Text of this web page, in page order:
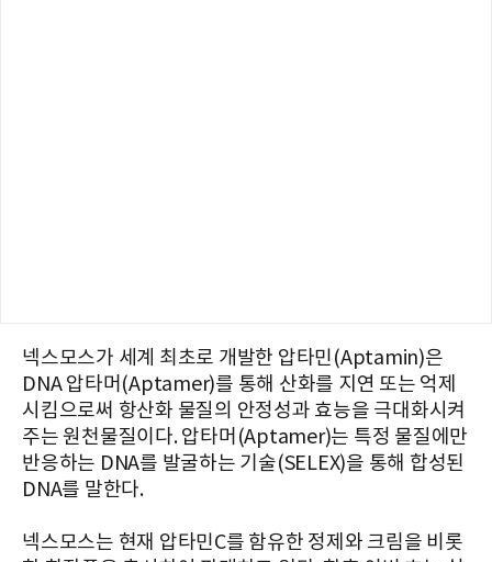
넥스모스가 세계 최초로 개발한 압타민(Aptamin)은
DNA 압타머(Aptamer)를 통해 산화를 지연 또는 억제
시킴으로써 항산화 물질의 안정성과 효능을 극대화시켜
주는 원천물질이다. 압타머(Aptamer)는 특정 물질에만
반응하는 DNA를 발굴하는 기술(SELEX)을 통해 합성된
DNA를 말한다.
넥스모스는 현재 압타민C를 함유한 정제와 크림을 비롯